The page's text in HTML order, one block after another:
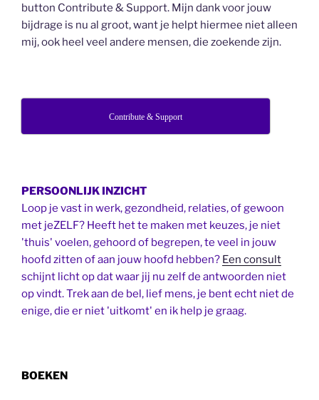
button Contribute & Support. Mijn dank voor jouw
bijdrage is nu al groot, want je helpt hiermee niet alleen
mij, ook heel veel andere mensen, die zoekende zijn.
Contribute & Support
PERSOONLIJK INZICHT
Loop je vast in werk, gezondheid, relaties, of gewoon
met jeZELF? Heeft het te maken met keuzes, je niet
'thuis' voelen, gehoord of begrepen, te veel in jouw
hoofd zitten of aan jouw hoofd hebben? Een consult
schijnt licht op dat waar jij nu zelf de antwoorden niet
op vindt. Trek aan de bel, lief mens, je bent echt niet de
enige, die er niet 'uitkomt' en ik help je graag.
BOEKEN